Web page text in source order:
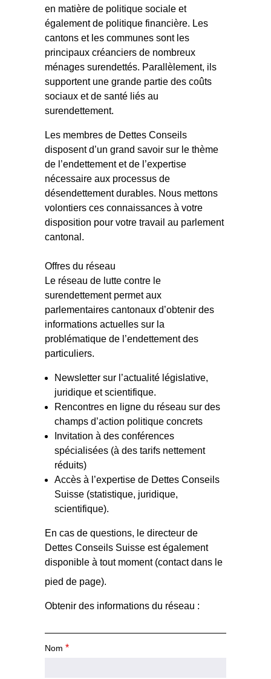
en matière de politique sociale et
également de politique financière. Les
cantons et les communes sont les
principaux créanciers de nombreux
ménages surendettés. Parallèlement, ils
supportent une grande partie des coûts
sociaux et de santé liés au
surendettement.
Les membres de Dettes Conseils
disposent d’un grand savoir sur le thème
de l’endettement et de l’expertise
nécessaire aux processus de
désendettement durables. Nous mettons
volontiers ces connaissances à votre
disposition pour votre travail au parlement
cantonal.
Offres du réseau
Le réseau de lutte contre le
surendettement permet aux
parlementaires cantonaux d’obtenir des
informations actuelles sur la
problématique de l’endettement des
particuliers.
Newsletter sur l’actualité législative,
juridique et scientifique.
Rencontres en ligne du réseau sur des
champs d’action politique concrets
Invitation à des conférences
spécialisées (à des tarifs nettement
réduits)
Accès à l’expertise de Dettes Conseils
Suisse (statistique, juridique,
scientifique).
En cas de questions, le directeur de
Dettes Conseils Suisse est également
disponible à tout moment (contact dans le
pied de page).
Obtenir des informations du réseau :
Nom *